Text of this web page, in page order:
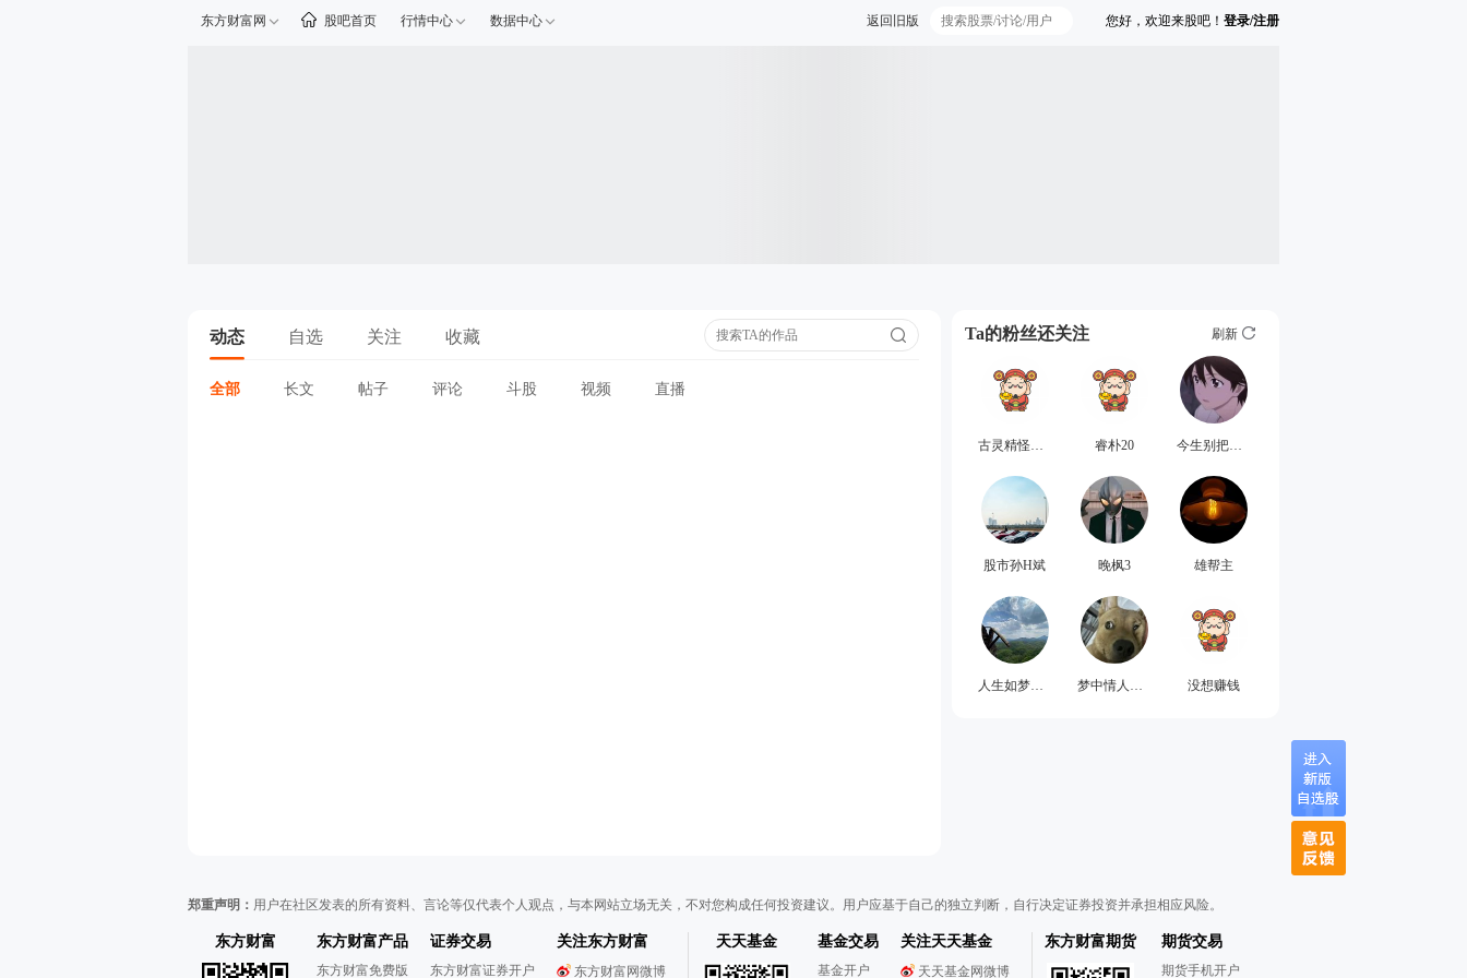
东方财富网 股吧首页 行情中心 数据中心 您好，欢迎来股吧！ 登录/注册
返回旧版
动态 自选 关注 收藏
全部 长文 帖子 评论 斗股 视频 直播
Ta的粉丝还关注 刷新
古灵精怪的唐滢祺 睿朴20 今生别把我忘记
股市孙H斌 晚枫3 雄帮主
人生如梦随便 梦中情人张婷 没想赚钱
郑重声明： 用户在社区发表的所有资料、言论等仅代表个人观点，与本网站立场无关，不对您构成任何投资建议。用户应基于自己的独立判断，自行决定证券投资并承担相应风险。
东方财富 东方财富产品
东方财富免费版
证券交易
东方财富证券开户
关注东方财富
东方财富网微博
天天基金 基金交易
基金开户
关注天天基金
天天基金网微博
东方财富期货 期货交易
期货手机开户